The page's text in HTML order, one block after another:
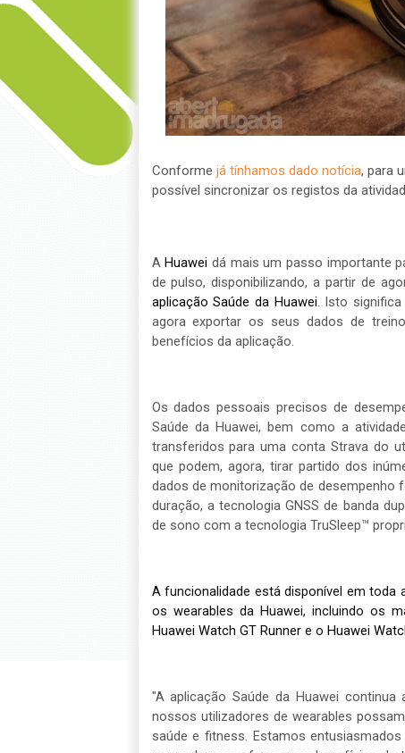
Conforme já tínhamos dado notícia, para
possível sincronizar os registos da
AHuawei dá mais um passo importante
de pulso, disponibilizando, a partir de
aplicação Saúde da Huawei. Isto
agora exportar os seus dados de
benefícios da aplicação.
Os dados pessoais precisos de
Saúde da Huawei, bem como a
transferidos para uma conta Strava do
que podem, agora, tirar partido dos
dados de monitorização de desempenho
duração, a tecnologia GNSS de banda
de sono com a tecnologia TruSleep™
A funcionalidade está disponível em toda
os wearables da Huawei, incluindo os
Huawei Watch GT Runnere o Huawei
"A aplicação Saúde da Huawei
nossos utilizadores de wearables
saúde e fitness. Estamos